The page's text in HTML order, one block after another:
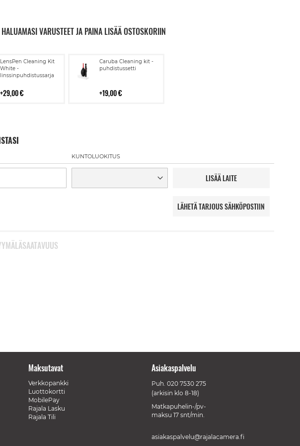
VARUSTEET JA PAINA LISÄÄ OSTOSKORIIN
LensPen Cleaning Kit
White -
linssinpuhdistussarja
29,00 €
Lisää
ostoskoriin
Caruba Cleaning kit -
puhdistussetti
19,00 €
Lisää
ostoskoriin
KUNTOLUOKITUS
LISÄÄ LAITE
LÄHETÄ TARJOUS SÄHKÖPOSTIIN
Maksutavat
Verkkopankki
Luottokortti
MobilePay
Rajala Lasku
Rajala Tili
Asiakaspalvelu
Puh. 020 7530 275
(arkisin klo 8-18)
Matkapuhelin-/pv-
maksu 17 snt/min.
asiakaspalvelu@rajalacamera.fi